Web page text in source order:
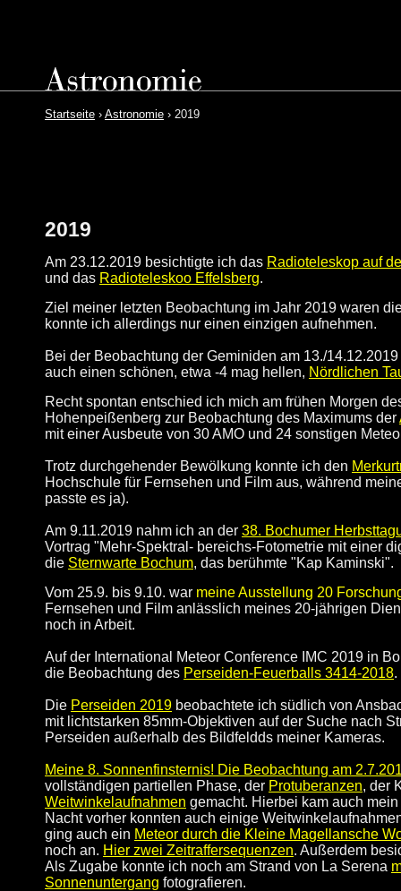
Startseite › Astronomie › 2019
2019
Am 23.12.2019 besichtigte ich das Radioteleskop auf
und das Radioteleskoo Effelsberg.
Ziel meiner letzten Beobachtung im Jahr 2019 waren
konnte ich allerdings nur einen einzigen aufnehmen.
Bei der Beobachtung der Geminiden am 13./
auch einen schönen, etwa -4 mag hellen, Nördlichen
Recht spontan entschied ich mich am frühen Morgen
Hohenpeißenberg zur Beobachtung des Maximums der
mit einer Ausbeute von 30 AMO und 24 sonstigen
Trotz durchgehender Bewölkung konnte ich den
Hochschule für Fernsehen und Film aus, während
passte es ja).
Am 9.11.2019 nahm ich an der 38. Bochumer
Vortrag "Mehr-Spektral- bereichs-Fotometrie mit einer
die Sternwarte Bochum, das berühmte "Kap Kaminski".
Vom 25.9. bis 9.10. war meineAusstellung 20
Fernsehen und Film anlässlich meines 20-jährigen
noch in Arbeit.
Auf der International Meteor Conference IMC 2019 in
die Beobachtung des Perseiden-Feuerballs 3414-2018.
Die Perseiden 2019 beobachtete ich südlich von
mit lichtstarken 85mm-Objektiven auf der Suche nach
Perseiden außerhalb des Bildfeldds meiner Kameras.
Meine 8. Sonnenfinsternis! Die Beobachtung am
vollständigen partiellen Phase, der Protuberanzen, der
Weitwinkelaufnahmen gemacht. Hierbei kam auch
Nacht vorher konnten auch einige
ging auch ein Meteor durch die Kleine Magellansche
noch an. Hier zwei Zeitraffersequenzen. Außerdem
Als Zugabe konnte ich noch am Strand von La Serena
Sonnenuntergang fotografieren.